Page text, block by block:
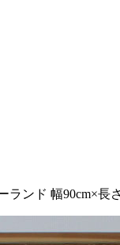
ランド 幅90cm×長